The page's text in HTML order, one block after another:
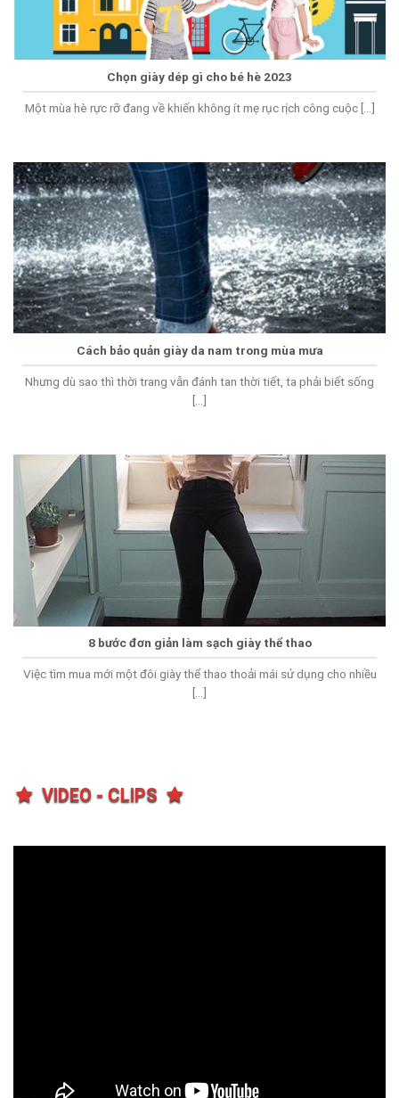
Chọn giày dép gì cho bé hè 2023
Một mùa hè rực rỡ đang về khiến không ít mẹ rục rịch công cuộc [...]
Cách bảo quản giày da nam trong mùa mưa
Nhưng dù sao thì thời trang vẫn đánh tan thời tiết, ta phải biết sống
[...]
8 bước đơn giản làm sạch giày thể thao
Việc tìm mua mới một đôi giày thể thao thoải mái sử dụng cho nhiều
[...]
VIDEO - CLIPS